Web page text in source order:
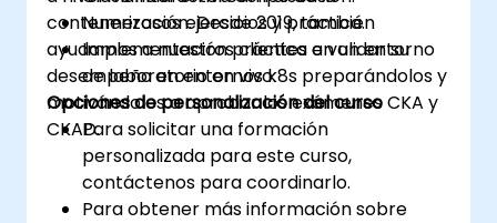
contenerización. Desde 2019, también
ayudamos a nuestros clientes a validar su
desempeño en entornos k8s preparándolos y
motivándolos a aprobar los exámenes CKA y
CKAD.
Numerosos ejercicios y práctica.
Implementación práctica en un entorno
de laboratorio en vivo.
Opciones de personalización del curso
Para solicitar una formación
personalizada para este curso,
contáctenos para coordinarlo.
Para obtener más información sobre